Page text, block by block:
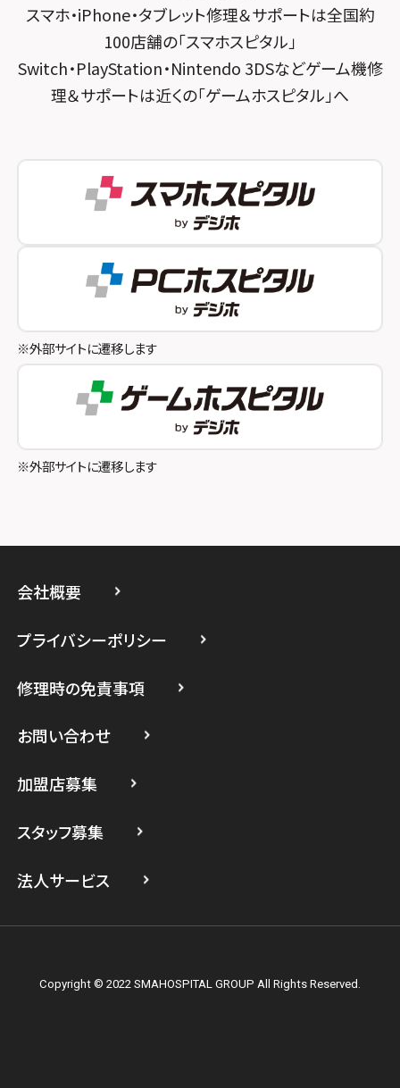
スマホスピタル 神田
スマホスピタル三軒茶屋
スマホスピタル秋葉原
スマホスピタル 自由が丘
スマホスピタルオリナス錦糸町
スマホスピタル テルル成増
スマホスピタル池袋
スマホスピタル八王子
スマホスピタル町田
スマホスピタル吉祥寺
スマホスピタル立川
スマホスピタル たまプラーザ駅前
スマホスピタル 登戸・向ヶ丘遊園
スマホスピタル 武蔵小杉
スマホスピタル テルル上大岡
スマホスピタル 京都宇治
スマホスピタル 福知山
スマホスピタル神戸三宮
スマホスピタル by デジホ 姫路キャスパ
スマホスピタル伊丹
スマホスピタル奈良生駒
スマホスピタル和歌山
スマホ・iPhone・タブレット修理＆サポートは全国約
100店舗の「スマホスピタル」
Switch・PlayStation・Nintendo 3DSなどゲーム機修
理＆サポートは近くの「ゲームホスピタル」へ
※外部サイトに遷移します
※外部サイトに遷移します
会社概要
プライバシーポリシー
修理時の免責事項
お問い合わせ
加盟店募集
スタッフ募集
法人サービス
Copyright © 2022 SMAHOSPITAL GROUP All Rights Reserved.